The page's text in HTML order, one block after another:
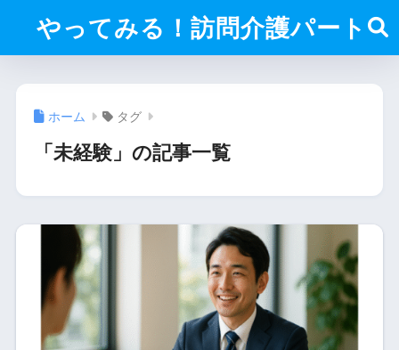
やってみる！訪問介護パート
ホーム タグ
「未経験」の記事一覧